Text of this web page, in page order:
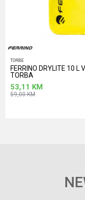
TORBE
FERRINO DRYLITE 10 L
TORBA
53,11 KM
59,00KM